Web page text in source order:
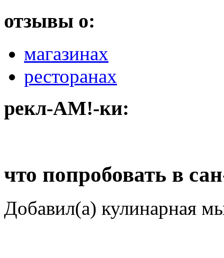
отзывы о:
магазинах
ресторанах
рекл-АМ!-ки:
что попробовать в
Добавил(а) кулинарная